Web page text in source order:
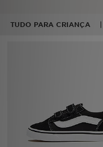
TUDO PARA CRIANÇA
MENSAGENS
MY JD